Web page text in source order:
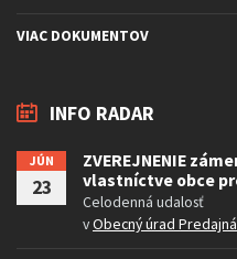
VIAC DOKUMENTOV
INFO RADAR
JÚN
23
ZVEREJNENIE
vlastníctve obce
Celodenná udalosť
vObecný úrad Predajná